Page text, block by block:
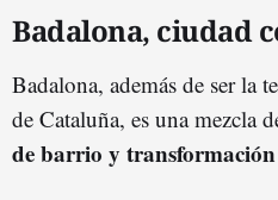
Badalona, ciudad
Badalona, además de ser la
de Cataluña, es una mezcla
de barrio y